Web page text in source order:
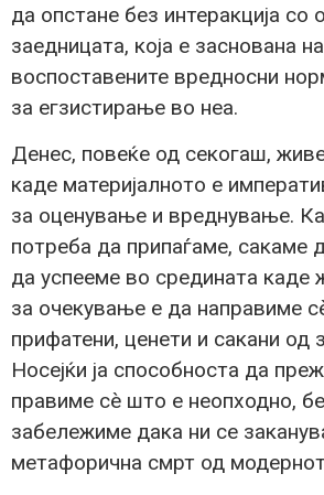
да опстане без интеракција со
заедницата, која е заснована
воспоставените вредносни
за егзистирање во неа.
Денес, повеќе од секогаш,
каде материјалното е
за оценување и вреднување.
потреба да припаѓаме, сакаме
да успееме во средината каде
за очекување е да направиме
прифатени, ценети и сакани од
Носејќи ја способноста да
правиме сè што е неопходно,
забележиме дака ни се
метафорична смрт од